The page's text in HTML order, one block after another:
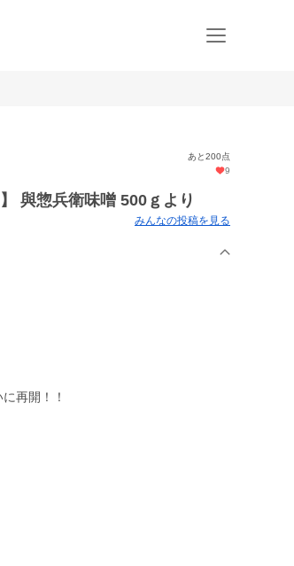
あと200点
9
與惣兵衛味噌 500ｇより
みんなの投稿を見る
再開！！